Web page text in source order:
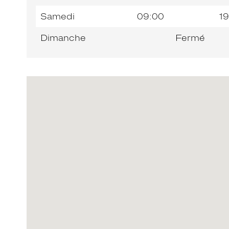
Samedi 09:00
Dimanche Fermé